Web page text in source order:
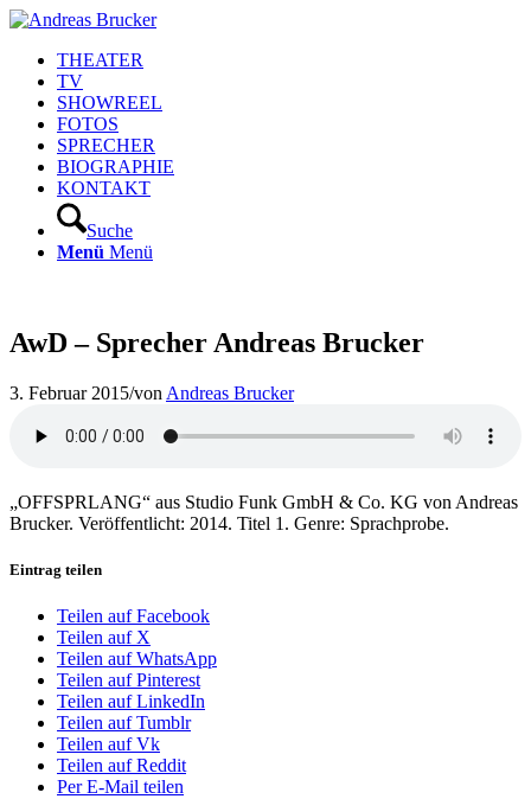
THEATER
TV
SHOWREEL
FOTOS
SPRECHER
BIOGRAPHIE
KONTAKT
Suche
Menü Menü
AwD – Sprecher Andreas Brucker
3. Februar 2015/von Andreas Brucker
„OFFSPRLANG“ aus Studio Funk GmbH & Co. KG von Andreas
Brucker. Veröffentlicht: 2014. Titel 1. Genre: Sprachprobe.
Eintrag teilen
Teilen auf Facebook
Teilen auf X
Teilen auf WhatsApp
Teilen auf Pinterest
Teilen auf LinkedIn
Teilen auf Tumblr
Teilen auf Vk
Teilen auf Reddit
Per E-Mail teilen